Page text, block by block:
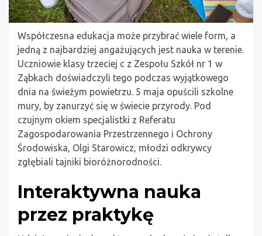
Współczesna edukacja może przybrać wiele form, a
jedną z najbardziej angażujących jest nauka w terenie.
Uczniowie klasy trzeciej c z Zespołu Szkół nr 1 w
Ząbkach doświadczyli tego podczas wyjątkowego
dnia na świeżym powietrzu. 5 maja opuścili szkolne
mury, by zanurzyć się w świecie przyrody. Pod
czujnym okiem specjalistki z Referatu
Zagospodarowania Przestrzennego i Ochrony
Środowiska, Olgi Starowicz, młodzi odkrywcy
zgłębiali tajniki bioróżnorodności.
Interaktywna nauka
przez praktykę